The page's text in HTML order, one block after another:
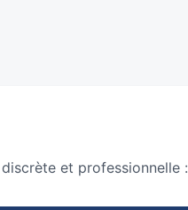
et professionnelle :